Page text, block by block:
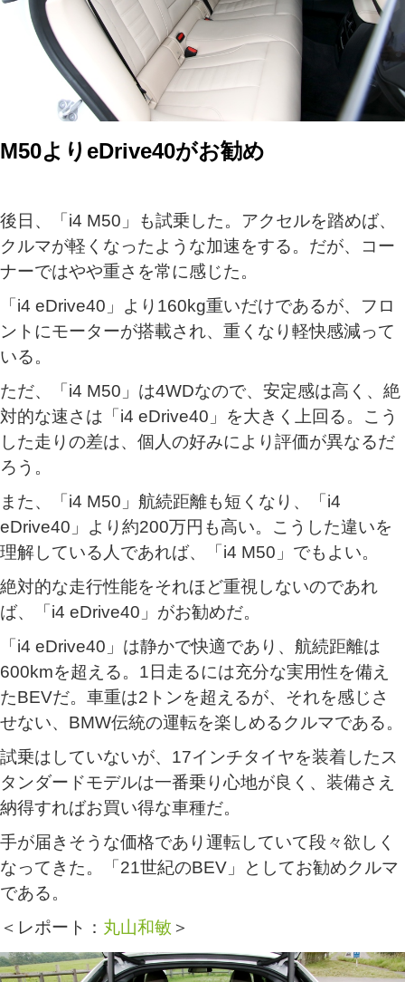
M50よりeDrive40がお勧め
後日、「i4 M50」も試乗した。アクセルを踏めば、
クルマが軽くなったような加速をする。だが、コー
ナーではやや重さを常に感じた。
「i4 eDrive40」より160kg重いだけであるが、フロ
ントにモーターが搭載され、重くなり軽快感減って
いる。
ただ、「i4 M50」は4WDなので、安定感は高く、絶
対的な速さは「i4 eDrive40」を大きく上回る。こう
した走りの差は、個人の好みにより評価が異なるだ
ろう。
また、「i4 M50」航続距離も短くなり、「i4
eDrive40」より約200万円も高い。こうした違いを
理解している人であれば、「i4 M50」でもよい。
絶対的な走行性能をそれほど重視しないのであれ
ば、「i4 eDrive40」がお勧めだ。
「i4 eDrive40」は静かで快適であり、航続距離は
600kmを超える。1日走るには充分な実用性を備え
たBEVだ。車重は2トンを超えるが、それを感じさ
せない、BMW伝統の運転を楽しめるクルマである。
試乗はしていないが、17インチタイヤを装着したス
タンダードモデルは一番乗り心地が良く、装備さえ
納得すればお買い得な車種だ。
手が届きそうな価格であり運転していて段々欲しく
なってきた。「21世紀のBEV」としてお勧めクルマ
である。
＜レポート： 丸山和敏 ＞